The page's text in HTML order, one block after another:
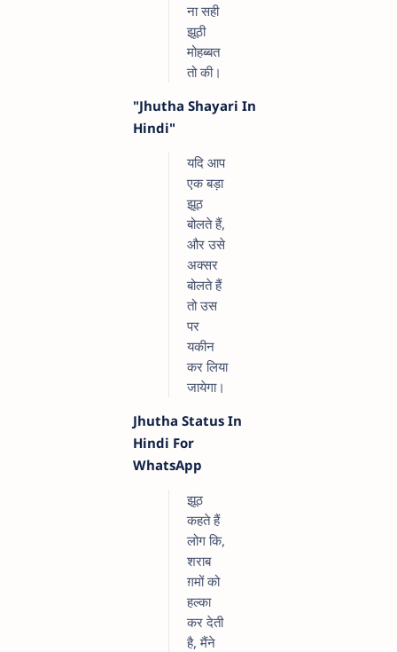
ना सही
झूठी
मोहब्बत
तो की।
"Jhutha Shayari In
Hindi"
यदि आप
एक बड़ा
झूठ
बोलते हैं,
और उसे
अक्सर
बोलते हैं
तो उस
पर
यकीन
कर लिया
जायेगा।
Jhutha Status In
Hindi For
WhatsApp
झूठ
कहते हैं
लोग कि,
शराब
ग़मों को
हल्का
कर देती
है, मैंने